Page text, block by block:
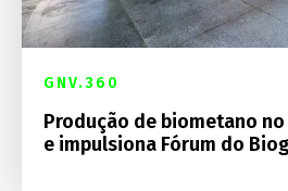
GNV.360
Produção de biometano no
e impulsiona Fórum do